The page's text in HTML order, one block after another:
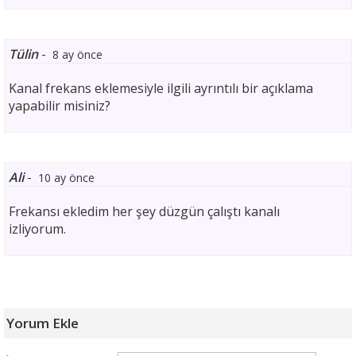
Tülin- 8 ay önce
Kanal frekans eklemesiyle ilgili ayrıntılı bir açıklama
yapabilir misiniz?
Ali- 10 ay önce
Frekansı ekledim her şey düzgün çalıştı kanalı
izliyorum.
Yorum Ekle